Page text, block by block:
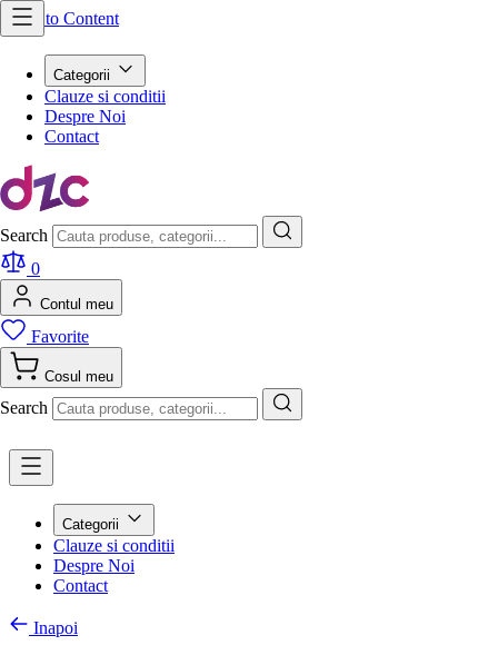
Skip to Content
Categorii
Clauze si conditii
Despre Noi
Contact
Search
0
Contul meu
Favorite
Cosul meu
Search
Categorii
Clauze si conditii
Despre Noi
Contact
Inapoi